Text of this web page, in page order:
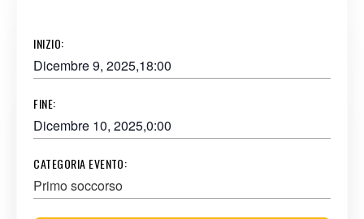
INIZIO:
Dicembre 9, 2025,18:00
FINE:
Dicembre 10, 2025,0:00
CATEGORIA EVENTO:
Primo soccorso